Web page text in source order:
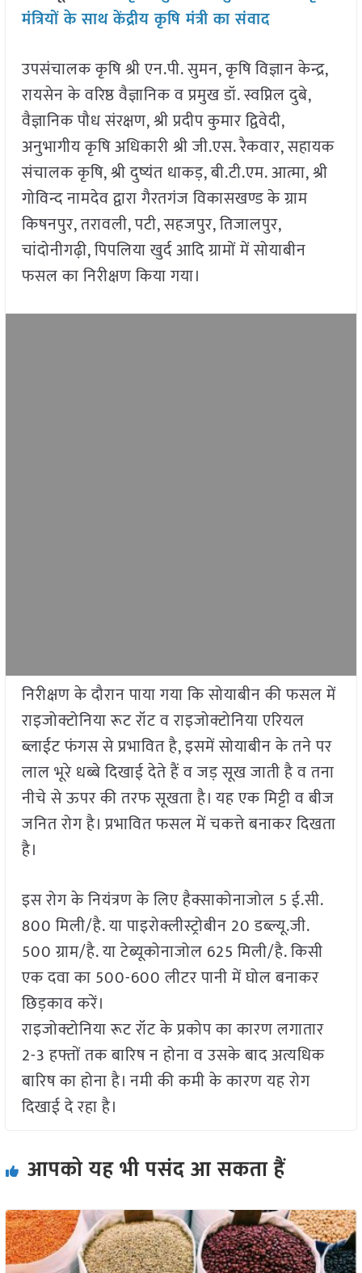
मंत्रियों के साथ केंद्रीय कृषि मंत्री का संवाद
उपसंचालक कृषि श्री एन.पी. सुमन, कृषि विज्ञान केन्द्र,
रायसेन के वरिष्ठ वैज्ञानिक व प्रमुख डॉ. स्वप्निल दुबे,
वैज्ञानिक पौध संरक्षण, श्री प्रदीप कुमार द्विवेदी,
अनुभागीय कृषि अधिकारी श्री जी.एस. रैकवार, सहायक
संचालक कृषि, श्री दुष्यंत धाकड़, बी.टी.एम. आत्मा, श्री
गोविन्द नामदेव द्वारा गैरतगंज विकासखण्ड के ग्राम
किषनपुर, तरावली, पटी, सहजपुर, तिजालपुर,
चांदोनीगढ़ी, पिपलिया खुर्द आदि ग्रामों में सोयाबीन
फसल का निरीक्षण किया गया।
निरीक्षण के दौरान पाया गया कि सोयाबीन की फसल में
राइजोक्टोनिया रूट रॉट व राइजोक्टोनिया एरियल
ब्लाईट फंगस से प्रभावित है, इसमें सोयाबीन के तने पर
लाल भूरे धब्बे दिखाई देते हैं व जड़ सूख जाती है व तना
नीचे से ऊपर की तरफ सूखता है। यह एक मिट्टी व बीज
जनित रोग है। प्रभावित फसल में चकत्ते बनाकर दिखता
है।
इस रोग के नियंत्रण के लिए हैक्साकोनाजोल 5 ई.सी.
800 मिली/है. या पाइरोक्लीस्ट्रोबीन 20 डब्ल्यू.जी.
500 ग्राम/है. या टेब्यूकोनाजोल 625 मिली/है. किसी
एक दवा का 500-600 लीटर पानी में घोल बनाकर
छिड़काव करें।
राइजोक्टोनिया रूट रॉट के प्रकोप का कारण लगातार
2-3 हफ्तों तक बारिष न होना व उसके बाद अत्यधिक
बारिष का होना है। नमी की कमी के कारण यह रोग
दिखाई दे रहा है।
आपको यह भी पसंद आ सकता हैं